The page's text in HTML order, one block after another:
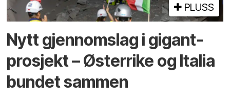
PLUSS
Nytt gjennomslag i gigant­
prosjekt – Østerrike og Italia
bundet sammen